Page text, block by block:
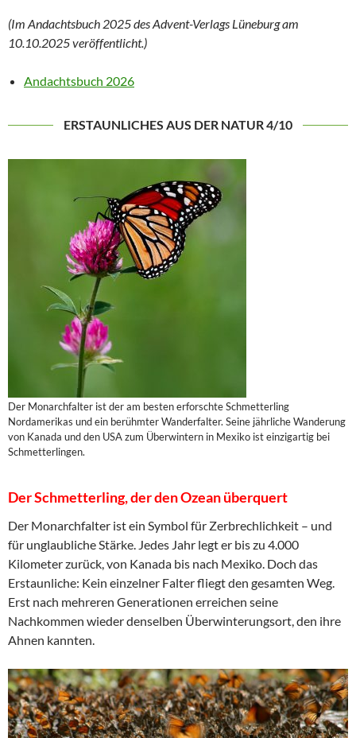
(Im Andachtsbuch 2025 des Advent-Verlags Lüneburg am
10.10.2025 veröffentlicht.)
Andachtsbuch 2026
ERSTAUNLICHES AUS DER NATUR 4/10
Der Monarchfalter ist der am besten erforschte Schmetterling
Nordamerikas und ein berühmter Wanderfalter. Seine jährliche Wanderung
von Kanada und den USA zum Überwintern in Mexiko ist einzigartig bei
Schmetterlingen.
Der Schmetterling, der den Ozean überquert
Der Monarchfalter ist ein Symbol für Zerbrechlichkeit – und
für unglaubliche Stärke. Jedes Jahr legt er bis zu 4.000
Kilometer zurück, von Kanada bis nach Mexiko. Doch das
Erstaunliche: Kein einzelner Falter fliegt den gesamten Weg.
Erst nach mehreren Generationen erreichen seine
Nachkommen wieder denselben Überwinterungsort, den ihre
Ahnen kannten.